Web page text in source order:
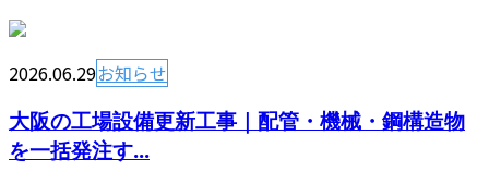
2026.06.29お知らせ
大阪の工場設備更新工事｜配管・機械・鋼構造物
を一括発注す...